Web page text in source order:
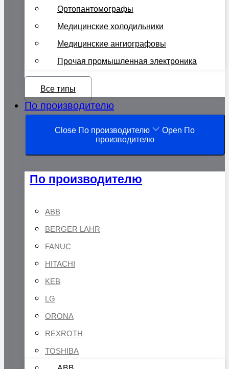
Ортопантомографы
Медицинские холодильники
Медицинские ангиографовы
Прочая промышленная электроника
Все типы
По производителю
Close По производителю
Open По
производителю
По производителю
ABB
BERGER LAHR
FANUC
HITACHI
KEB
LG
ORONA
REXROTH
TOSHIBA